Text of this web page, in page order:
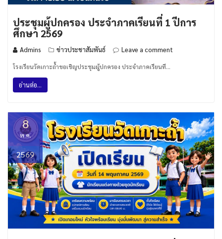
ประชุมผู้ปกครอง ประจำภาคเรียนที่ 1 ปีการ
ศึกษา 2569
Admins ข่าวประชาสัมพันธ์ Leave a comment
โรงเรียนวัดเกาะถ้ำขอเชิญประชุมผู้ปกครอง ประจำภาคเรียนที…
อ่านต่อ...
8
พ.ค.
2569